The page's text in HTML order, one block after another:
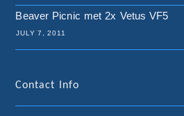
Beaver Picnic met 2x Vetus VF5
JULY 7, 2011
Contact Info